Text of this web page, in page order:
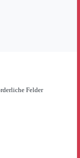
Felder